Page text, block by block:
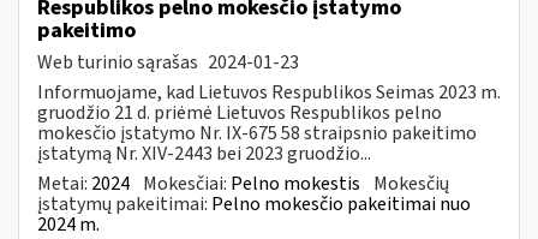
Respublikos pelno mokesčio įstatymo
pakeitimo
Web turinio sąrašas 2024-01-23
Informuojame, kad Lietuvos Respublikos Seimas 2023 m.
gruodžio 21 d. priėmė Lietuvos Respublikos pelno
mokesčio įstatymo Nr. IX-675 58 straipsnio pakeitimo
įstatymą Nr. XIV-2443 bei 2023 gruodžio...
Metai: 2024 Mokesčiai: Pelno mokestis Mokesčių
įstatymų pakeitimai: Pelno mokesčio pakeitimai nuo
2024 m.